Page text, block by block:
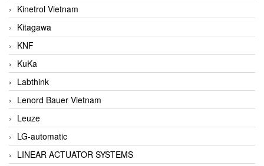
Kinetrol Vietnam
Kitagawa
KNF
KuKa
Labthink
Lenord Bauer Vietnam
Leuze
LG-automatic
LINEAR ACTUATOR SYSTEMS